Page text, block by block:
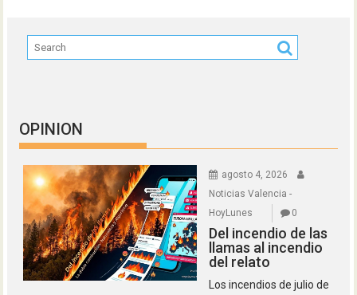
OPINION
agosto 4, 2026
Noticias Valencia -
HoyLunes
0
Del incendio de las
llamas al incendio
del relato
Los incendios de julio de